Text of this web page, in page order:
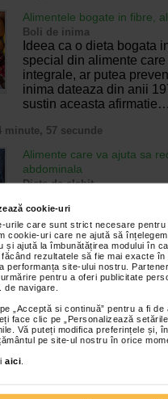
cookie-uri
urile care sunt strict necesare
cookie-uri care ne ajută să
și ajută la îmbunătățirea modului în
rezultatele să fie mai exacte în
performanța site-ului nostru.
pentru a oferi publicitate
de navigare.
„Acceptă si continuă” pentru a fi
face clic pe „Personalizează
Vă puteți modifica preferințele și,
pe site-ul nostru în orice
aici
Alimentele bogate in fibre,
Boli de inima
Ideea ca o dieta bogata
special din alimente
integrale, ar putea
inima dateaza din anii
sustin aceasta afirmatie…
minute, 57 secunde
Alimente care va ajuta sa
abdominala
Diete de slabit
motiv de nemultumire al
si-ar dori o silueta mai
simplu isi dau seama ca
in plus. De fapt,…
minute, 46 secunde
Legatura dintre transpiratie
daca transpiri?
Sport
Daca sunteti in cautarea
slabit, cel mai probabil ati
abundenta duce rapid la